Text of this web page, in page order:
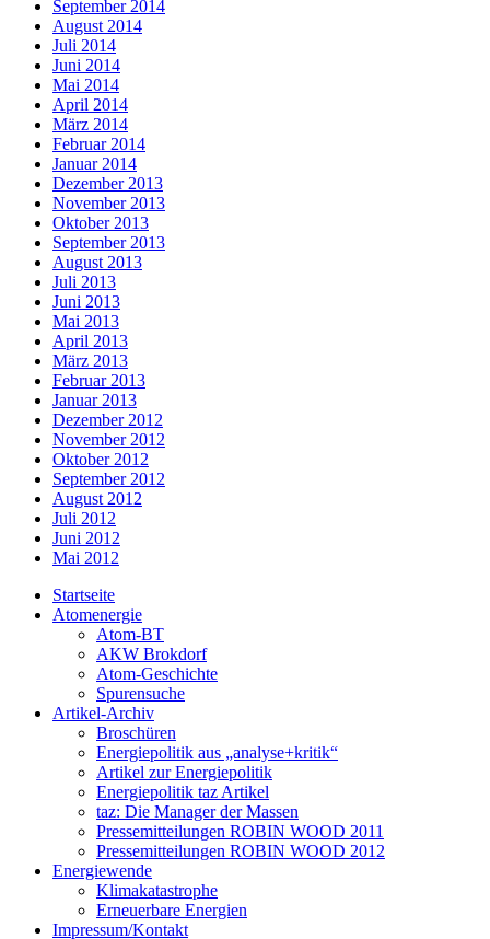
September 2014
August 2014
Juli 2014
Juni 2014
Mai 2014
April 2014
März 2014
Februar 2014
Januar 2014
Dezember 2013
November 2013
Oktober 2013
September 2013
August 2013
Juli 2013
Juni 2013
Mai 2013
April 2013
März 2013
Februar 2013
Januar 2013
Dezember 2012
November 2012
Oktober 2012
September 2012
August 2012
Juli 2012
Juni 2012
Mai 2012
Startseite
Atomenergie
Atom-BT
AKW Brokdorf
Atom-Geschichte
Spurensuche
Artikel-Archiv
Broschüren
Energiepolitik aus „analyse+kritik“
Artikel zur Energiepolitik
Energiepolitik taz Artikel
taz: Die Manager der Massen
Pressemitteilungen ROBIN WOOD 2011
Pressemitteilungen ROBIN WOOD 2012
Energiewende
Klimakatastrophe
Erneuerbare Energien
Impressum/Kontakt